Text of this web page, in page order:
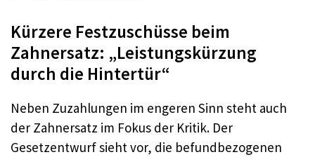
Kürzere Festzuschüsse beim
Zahnersatz: „Leistungskürzung
durch die Hintertür“
Neben Zuzahlungen im engeren Sinn steht auch
der Zahnersatz im Fokus der Kritik. Der
Gesetzentwurf sieht vor, die befundbezogenen